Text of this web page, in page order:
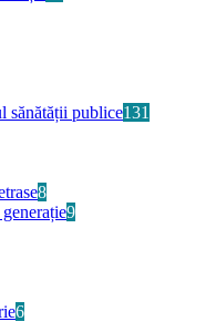
sănătății publice131
8
9
6